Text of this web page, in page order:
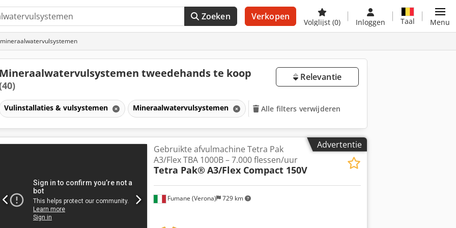
Zoeken Verkopen
Volglijst (0) Inloggen Taal Menu
Mineraalwatervulsystemen tweedehands te koop Relevantie
Vulinstallaties & vulsystemen Mineraalwatervulsystemen Alle filters verwijderen
Advertentie
Fumane (Verona) 729 km
Gebruikte afvulmachine Tetra Pak
A3/Flex TBA 1000B – 7.000 flessen/uur
Tetra Pak® A3/Flex Compact 150V